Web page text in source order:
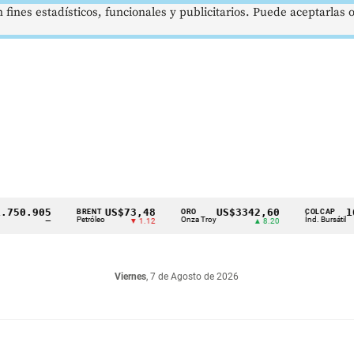
BRENT
Petróleo
US$73,48
▼ 1.12 Onza Troy
US$3342,60
▲ 8.20
COLCAP
Índ. Bursátil
Viernes, 7 de Agosto de 2026
estadísticos, funcionales y publicitarios. Puede aceptarlas